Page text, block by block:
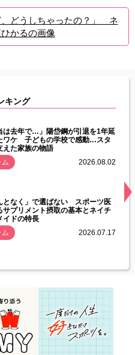
、どうしちゃったの？」 ネ
かるの画像
キング
は去年で…」陽岱鋼が引退を1年延
ワケ 子どもの学校で感動…スタ
えた家族の物語
ム
2026.08.02
となく」で選ばない スポーツ医
サプリメント摂取の基本とネイチ
イドの特長
ム
2026.07.17